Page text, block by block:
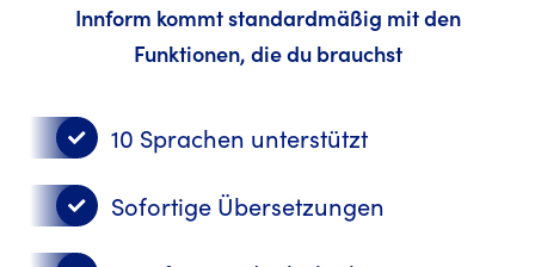
Innform kommt standardmäßig mit den
Funktionen, die du brauchst
10 Sprachen unterstützt
Sofortige Übersetzungen